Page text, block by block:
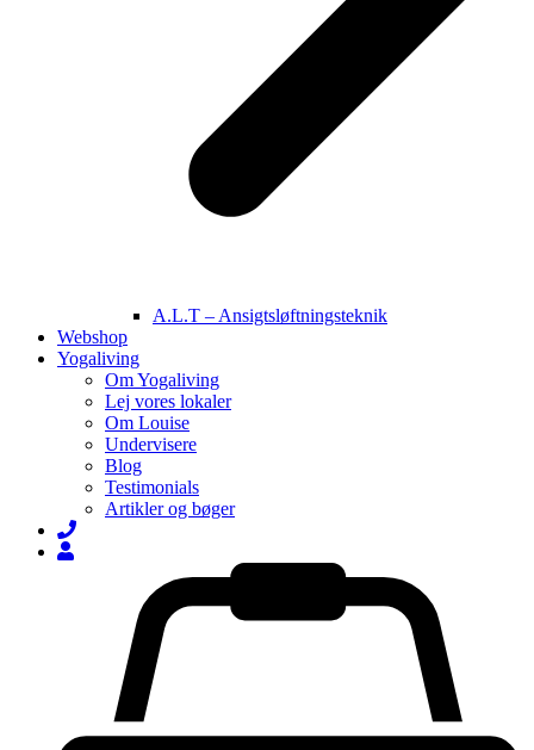
A.L.T – Ansigtsløftningsteknik
Webshop
Yogaliving
Om Yogaliving
Lej vores lokaler
Om Louise
Undervisere
Blog
Testimonials
Artikler og bøger